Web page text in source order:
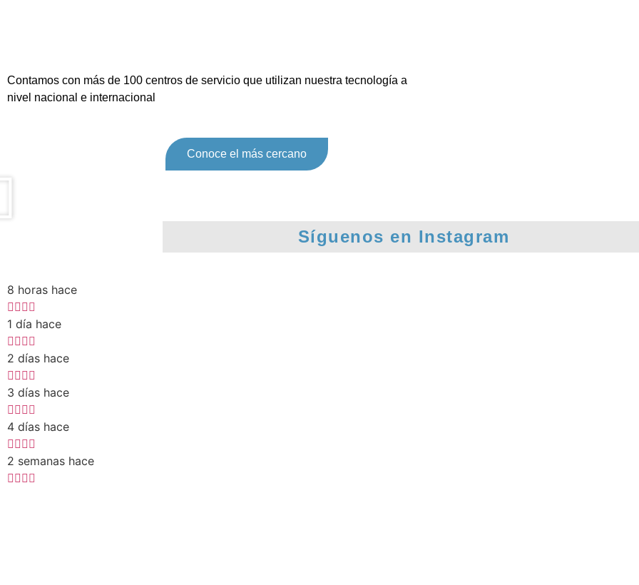
Contamos con más de 100 centros de servicio que utilizan nuestra tecnología a
nivel nacional e internacional
Conoce el más cercano
Síguenos en Instagram
8 horas hace
1 día hace
2 días hace
3 días hace
4 días hace
2 semanas hace